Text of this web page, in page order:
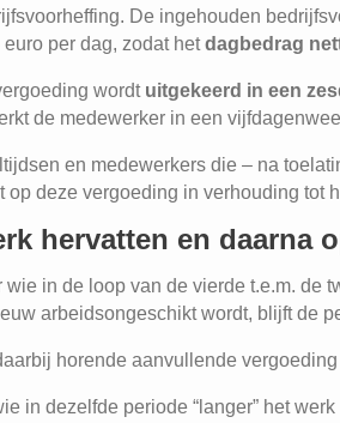
De ingehouden
euro per dag, zodat hetdagbedrag
wordtuitgekeerd in een
de medewerker in een
en medewerkers die – na
op deze vergoeding in verhouding tot
hervatten en daarna
wie in de loop van de vierde t.e.m. de
arbeidsongeschikt wordt, blijft de
horende aanvullende
in dezelfde periode “langer” het